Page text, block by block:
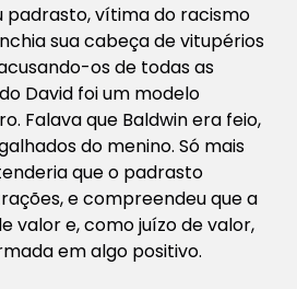
padrasto, vítima do racismo
sua cabeça de vitupérios
os de todas as
David foi um modelo
Falava que Baldwin era feio,
do menino. Só mais
que o padrasto
e compreendeu que a
valor e, como juízo de valor,
em algo positivo.